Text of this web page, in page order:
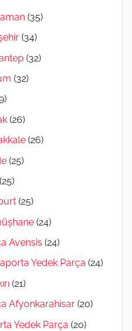
(35)
(34)
(32)
(32)
(26)
(26)
(25)
(25)
(25)
(24)
Avensis (24)
Yedek Parça (24)
(21)
Afyonkarahisar (20)
Yedek Parça (20)